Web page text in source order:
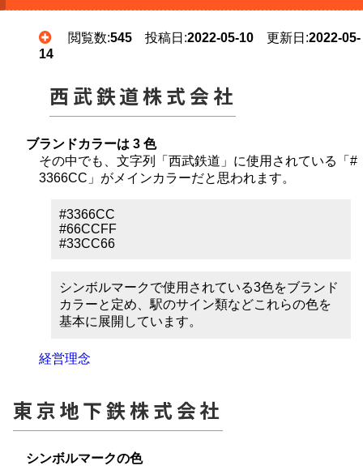
閲覧数:545 投稿日:2022-05-10 更新日:2022-05-
14
西武鉄道株式会社
ブランドカラーは 3 色
その中でも、文字列「西武鉄道」に使用されている「#
3366CC」がメインカラーだと思われます。
#3366CC
#66CCFF
#33CC66
シンボルマークで使用されている3色をブランド
カラーと定め、駅のサイン類などこれらの色を
基本に展開しています。
経営理念
東京地下鉄株式会社
シンボルマークの色